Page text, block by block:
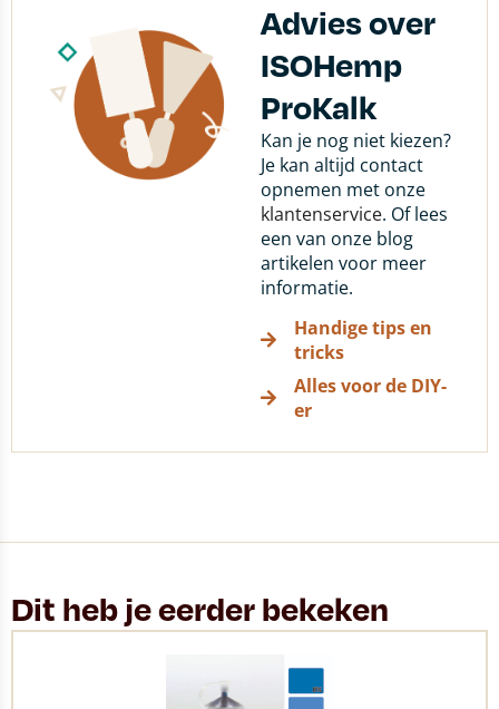
Advies over
ISOHemp
ProKalk
Kan je nog niet kiezen?
Je kan altijd contact
opnemen met onze
klantenservice. Of lees
een van onze blog
artikelen voor meer
informatie.
Handige tips en
tricks
Alles voor de DIY-
er
Dit heb je eerder bekeken